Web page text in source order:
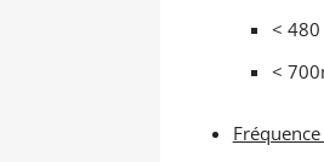
<
<